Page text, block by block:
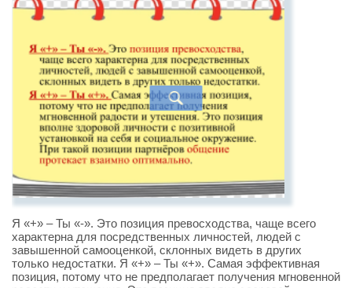
Я «+» – Ты «-». Это позиция превосходства, чаще всего
характерна для посредственных личностей, людей с
завышенной самооценкой, склонных видеть в других
только недостатки. Я «+» – Ты «+». Самая эффективная
позиция, потому что не предполагает получения мгновенной